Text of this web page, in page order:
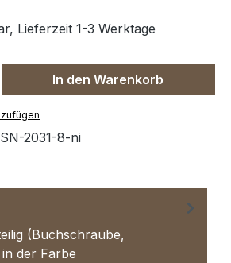
Lieferzeit 1-3 Werktage
Gib den
In den Warenkorb
SN-2031-8-ni
(Buchschraube,
der Farbe